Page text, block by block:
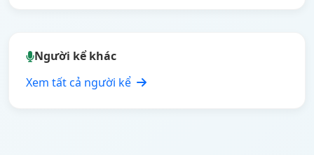
Người kể khác
Xem tất cả người kể